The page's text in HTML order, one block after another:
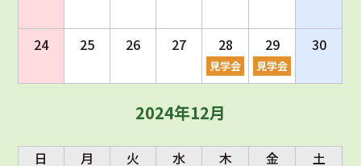
24 25 26 27 28
見学会
29
見学会
30
2024年12月
日 月 火 水 木 金
土